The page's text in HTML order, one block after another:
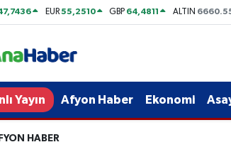
EUR55,2510 GBP 64,4811 ALTIN
Yayın Afyon Haber Ekonomi
HABER
Eczaneler
Durumu